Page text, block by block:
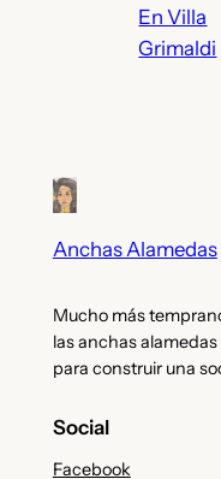
En Villa
Grimaldi
Anchas Alamedas
Mucho más
las anchas
para construir una
Social
Facebook